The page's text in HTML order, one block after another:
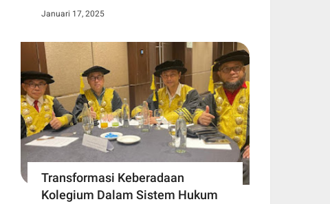
Januari 17, 2025
Transformasi Keberadaan
Kolegium Dalam Sistem Hukum